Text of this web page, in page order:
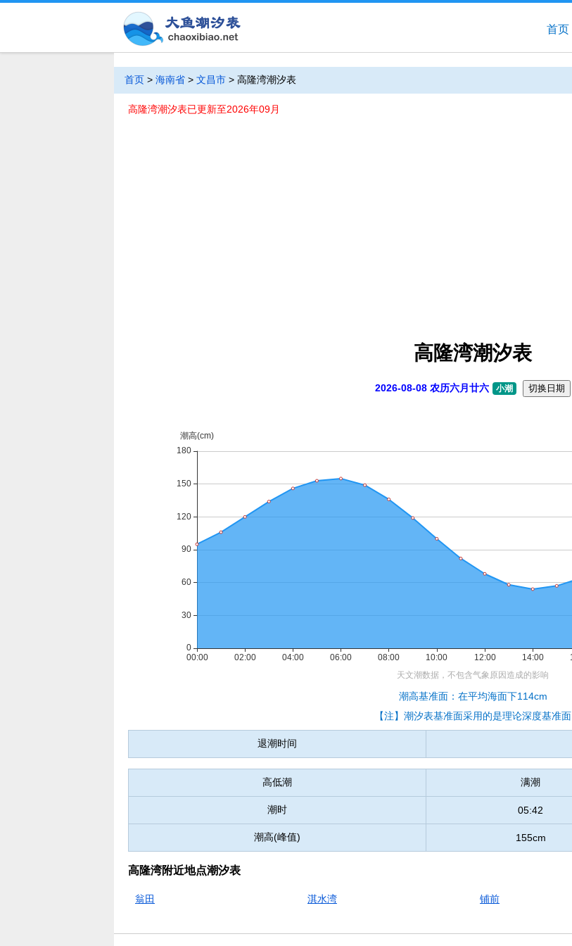
首页
首页 > 海南省 > 文昌市 > 高隆湾潮汐表
高隆湾潮汐表已更新至2026年09月
高隆湾潮汐表
2026-08-08 农历六月廿六 小潮 切换日期
潮高基准面：在平均海面下114cm
【注】潮汐表基准面采用的是理论深度基准面
退潮时间
高低潮 满潮
潮时 05:42
潮高(峰值) 155cm
高隆湾附近地点潮汐表
翁田 淇水湾 铺前